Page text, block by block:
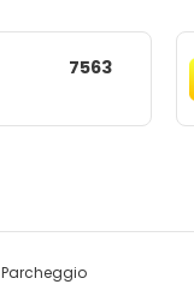
7563
Parcheggio